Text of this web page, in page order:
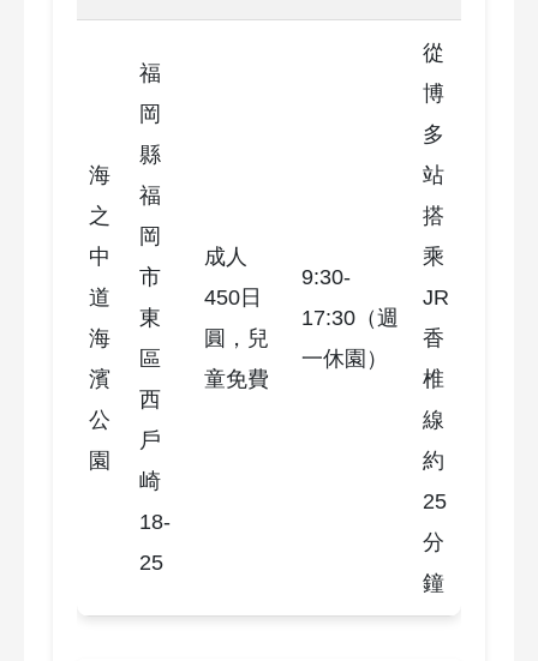
海
之
中
道
海
濱
公
園
福
岡
縣
福
岡
市
東
區
西
戶
崎
18-
25
成人
450日
圓，兒
童免費
9:30-
17:30（週
一休園）
從
博
多
站
搭
乘
JR
香
椎
線
約
25
分
鐘